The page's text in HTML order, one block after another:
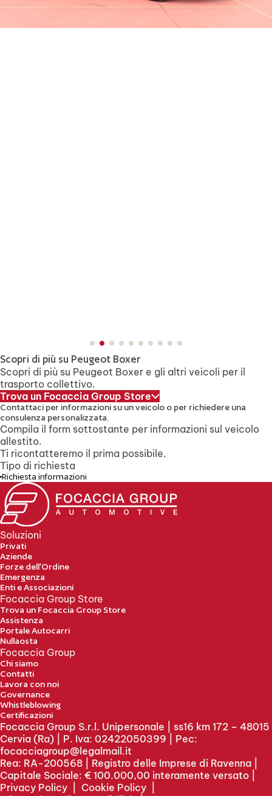
Scopri di più su Peugeot Boxer
Scopri di più su Peugeot Boxer e gli altri veicoli per il
trasporto collettivo.
Trova un Focaccia Group Store
Contattaci per informazioni su un veicolo o per richiedere una
consulenza personalizzata.
Compila il form sottostante per informazioni sul veicolo
allestito.
Ti ricontatteremo il prima possibile.
Tipo di richiesta
Richiesta informazioni
Soluzioni
Privati
Aziende
Forze dell’Ordine
Emergenza
Enti e Associazioni
Focaccia Group Store
Trova un Focaccia Group Store
Assistenza
Portale Autocarri
Nullaosta
Focaccia Group
Chi siamo
Contatti
Lavora con noi
Governance
Whistleblowing
Certificazioni
Focaccia Group S.r.l. Unipersonale | ss16 km 172 – 48015
Cervia (Ra) | P. Iva: 02422050399 | Pec:
focacciagroup@legalmail.it
Rea: RA-200568 | Registro delle Imprese di Ravenna |
Capitale Sociale: € 100.000,00 interamente versato |
Privacy Policy
Cookie Policy